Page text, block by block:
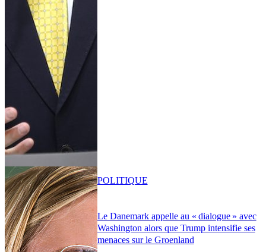
Le Danemark appelle au « dialogue » avec
Washington alors que Trump intensifie ses
menaces sur le Groenland
POLITIQUE